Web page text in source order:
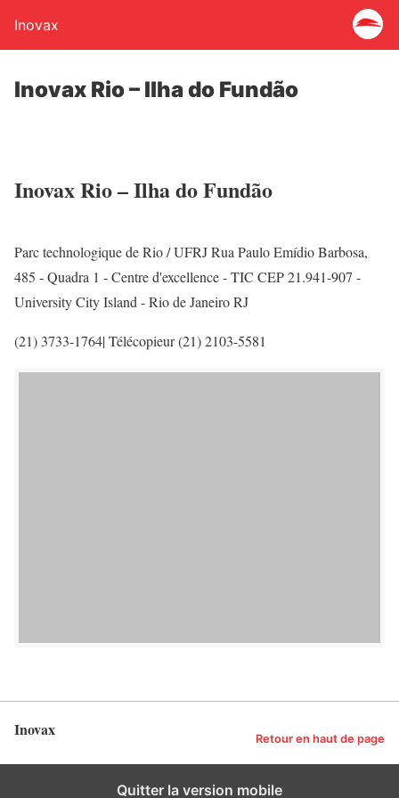
Inovax
Inovax Rio – Ilha do Fundão
Inovax Rio – Ilha do Fundão
Parc technologique de Rio / UFRJ Rua Paulo Emídio Barbosa,
485 - Quadra 1 - Centre d'excellence - TIC CEP 21.941-907 -
University City Island - Rio de Janeiro RJ
(21) 3733-1764| Télécopieur (21) 2103-5581
Inovax Retour en haut de page
Quitter la version mobile